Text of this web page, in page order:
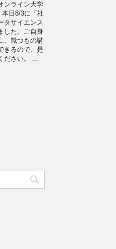
ンライン大学
日8/3に「社
タサイエンス
した。ご自身
、幾つもの講
きるので、是
ださい。 ...